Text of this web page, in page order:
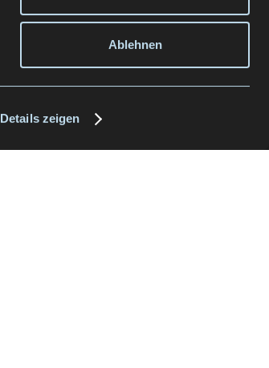
Details zeigen
Ablehnen